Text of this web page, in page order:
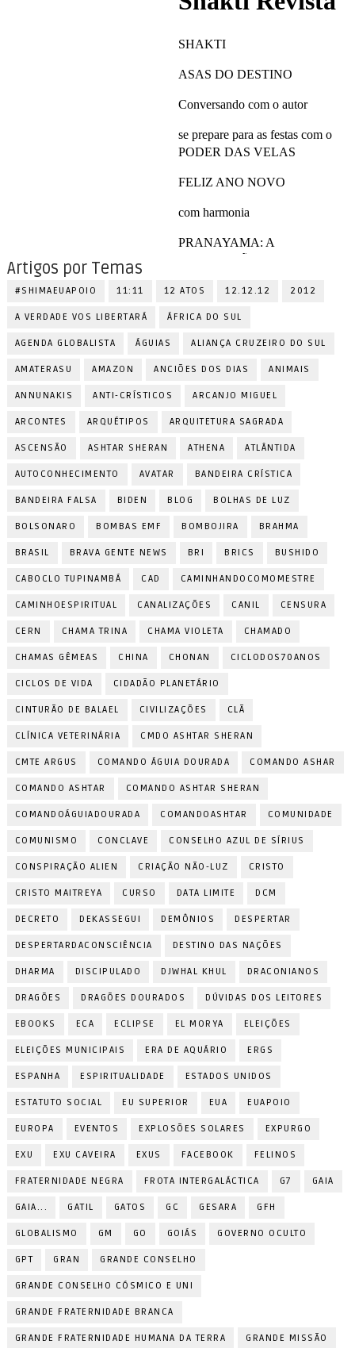
Artigos por Temas
#SHIMAEUAPOIO 11:11 12 ATOS 12.12.12 2012
A VERDADE VOS LIBERTARÁ ÁFRICA DO SUL
AGENDA GLOBALISTA ÁGUIAS ALIANÇA CRUZEIRO DO SUL
AMATERASU AMAZON ANCIÕES DOS DIAS ANIMAIS
ANNUNAKIS ANTI-CRÍSTICOS ARCANJO MIGUEL
ARCONTES ARQUÉTIPOS ARQUITETURA SAGRADA
ASCENSÃO ASHTAR SHERAN ATHENA ATLÂNTIDA
AUTOCONHECIMENTO AVATAR BANDEIRA CRÍSTICA
BANDEIRA FALSA BIDEN BLOG BOLHAS DE LUZ
BOLSONARO BOMBAS EMF BOMBOJIRA BRAHMA
BRASIL BRAVA GENTE NEWS BRI BRICS BUSHIDO
CABOCLO TUPINAMBÁ CAD CAMINHANDOCOMOMESTRE
CAMINHOESPIRITUAL CANALIZAÇÕES CANIL CENSURA
CERN CHAMA TRINA CHAMA VIOLETA CHAMADO
CHAMAS GÊMEAS CHINA CHONAN CICLODOS70ANOS
CICLOS DE VIDA CIDADÃO PLANETÁRIO
CINTURÃO DE BALAEL CIVILIZAÇÕES CLÃ
CLÍNICA VETERINÁRIA CMDO ASHTAR SHERAN
CMTE ARGUS COMANDO ÁGUIA DOURADA COMANDO ASHAR
COMANDO ASHTAR COMANDO ASHTAR SHERAN
COMANDOÁGUIADOURADA COMANDOASHTAR COMUNIDADE
COMUNISMO CONCLAVE CONSELHO AZUL DE SÍRIUS
CONSPIRAÇÃO ALIEN CRIAÇÃO NÃO-LUZ CRISTO
CRISTO MAITREYA CURSO DATA LIMITE DCM
DECRETO DEKASSEGUI DEMÔNIOS DESPERTAR
DESPERTARDACONSCIÊNCIA DESTINO DAS NAÇÕES
DHARMA DISCIPULADO DJWHAL KHUL DRACONIANOS
DRAGÕES DRAGÕES DOURADOS DÚVIDAS DOS LEITORES
EBOOKS ECA ECLIPSE EL MORYA ELEIÇÕES
ELEIÇÕES MUNICIPAIS ERA DE AQUÁRIO ERGS
ESPANHA ESPIRITUALIDADE ESTADOS UNIDOS
ESTATUTO SOCIAL EU SUPERIOR EUA EUAPOIO
EUROPA EVENTOS EXPLOSÕES SOLARES EXPURGO
EXU EXU CAVEIRA EXUS FACEBOOK FELINOS
FRATERNIDADE NEGRA FROTA INTERGALÁCTICA G7 GAIA
GAIA... GATIL GATOS GC GESARA GFH
GLOBALISMO GM GO GOIÁS GOVERNO OCULTO
GPT GRAN GRANDE CONSELHO
GRANDE CONSELHO CÓSMICO E UNI
GRANDE FRATERNIDADE BRANCA
GRANDE FRATERNIDADE HUMANA DA TERRA GRANDE MISSÃO